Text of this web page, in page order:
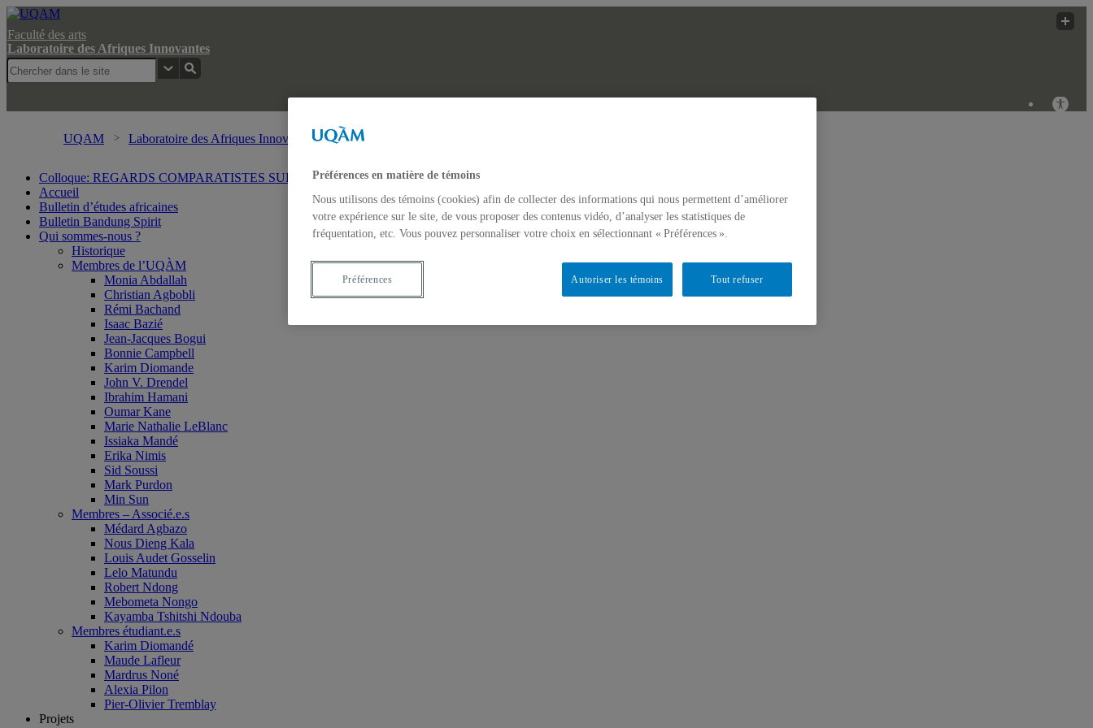
Faculté des arts
Laboratoire des Afriques Innovantes
UQAM Laboratoire des Afriques Innovantes Recherche
Colloque: REGARDS COMPARATISTES SUR LES IMAGINAIRES NON-DOMINANTS EN AFRIQUE ET DANS LES AMÉRIQUES
Accueil
Bulletin d’études africaines
Bulletin Bandung Spirit
Qui sommes-nous ?
Historique
Membres de l’UQÀM
Monia Abdallah
Christian Agbobli
Rémi Bachand
Isaac Bazié
Jean-Jacques Bogui
Bonnie Campbell
Karim Diomande
John V. Drendel
Ibrahim Hamani
Oumar Kane
Marie Nathalie LeBlanc
Issiaka Mandé
Erika Nimis
Sid Soussi
Mark Purdon
Min Sun
Membres – Associé.e.s
Médard Agbazo
Nous Dieng Kala
Louis Audet Gosselin
Lelo Matundu
Robert Ndong
Mebometa Nongo
Kayamba Tshitshi Ndouba
Membres étudiant.e.s
Karim Diomandé
Maude Lafleur
Mardrus Noné
Alexia Pilon
Pier-Olivier Tremblay
Projets
Préférences en matière de témoins
Nous utilisons des témoins (cookies) afin de collecter des informations qui nous permettent d’améliorer
votre expérience sur le site, de vous proposer des contenus vidéo, d’analyser les statistiques de
fréquentation, etc. Vous pouvez personnaliser votre choix en sélectionnant « Préférences ».
Tout refuser
Autoriser les témoins
Préférences